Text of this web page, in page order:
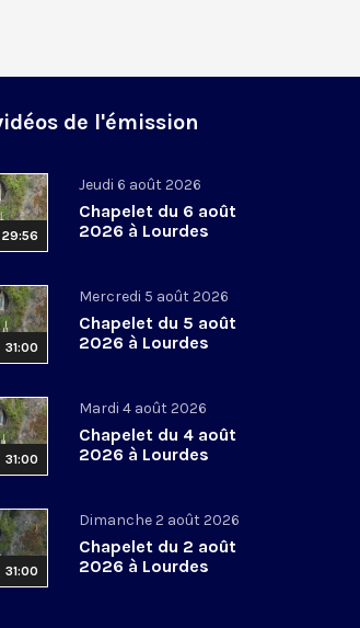
de l'émission
29:56
Jeudi 6 août 2026
Chapelet du 6 août
2026 à Lourdes
31:00
Mercredi 5 août 2026
Chapelet du 5 août
2026 à Lourdes
31:00
Mardi 4 août 2026
Chapelet du 4 août
2026 à Lourdes
31:00
Dimanche 2 août 2026
Chapelet du 2 août
2026 à Lourdes